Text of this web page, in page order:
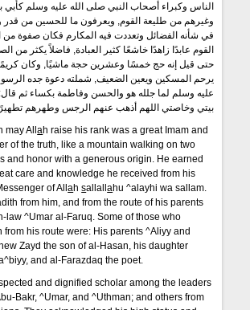
الناس وكبراء أصحاب النبي صلى الله عليه وسلم
وغيرهم من طليعة القوم, ويعرفون ما للحسين من قدر
في شأنه الفضائل وتعددت فيه المكارم فكان صفوة من
القوم عابدًا زاهدًا خاشعًا كثير العبادة, فاضلاً يكثر من
حتى قيل إنه حج خمسًا وعشرين حجة ماشيًا, وكان
يرحم المسكين ويعين الضعيف, شملته دعوة جده
عليه وسلم لما جلله هو والحسن وفاطمة بكساء ثم قال:
بيتي وخاصتي اللهم أذهب عنهم الرجس وطهرهم
may Allah raise his rank was a great Imam and
of the truth, like a mountain walking on two
and honor with a generous origin. He earned
care and knowledge he received from his
of Allahsallallahu ^alayhi wa sallam.
from him, and from the route of his parents
law ^Umar al-Faruq. Some of those who
from his route were: His parents ^Aliyy and
Zayd the son of al-Hasan, his daughter
and al-Farazdaq the poet.
and dignified scholar among the leaders
Bakr, ^Umar, and ^Uthman; and others from